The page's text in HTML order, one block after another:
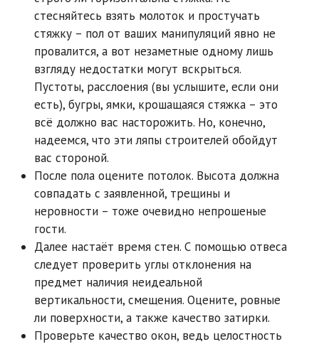
стесняйтесь взять молоток и простучать
стяжку – пол от ваших манипуляций явно не
провалится, а вот незаметные одному лишь
взгляду недостатки могут вскрыться.
Пустоты, расслоения (вы услышите, если они
есть), бугры, ямки, крошащаяся стяжка – это
всё должно вас насторожить. Но, конечно,
надеемся, что эти ляпы строителей обойдут
вас стороной.
После пола оцените потолок. Высота должна
совпадать с заявленной, трещины и
неровности – тоже очевидно непрошеные
гости.
Далее настаёт время стен. С помощью отвеса
следует проверить углы отклонения на
предмет наличия неидеальной
вертикальности, смещения. Оцените, ровные
ли поверхности, а также качество затирки.
Проверьте качество окон, ведь целостность